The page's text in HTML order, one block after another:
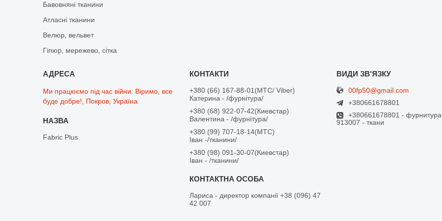
Бавовняні тканини
Атласні тканини
Велюр, вельвет
Гіпюр, мережево, сітка
Ми працюємо під час війни. Віримо, все
буде добре!, Покров, Україна
Fabric Plus
+380 (66) 167-88-01 МТС/ Viber
Катерина - /фурнітура/
+380 (68) 922-07-42 Киевстар
Валентина - /фурнітура/
+380 (99) 707-18-14 МТС
Іван -/тканини/
+380 (98) 091-30-07 Киевстар
Іван - /тканини/
Лариса - директор компанії +38 (096) 47
42 007
00fp50@gmail.com
+380661678801
+380661678801 -
913007 - ткани